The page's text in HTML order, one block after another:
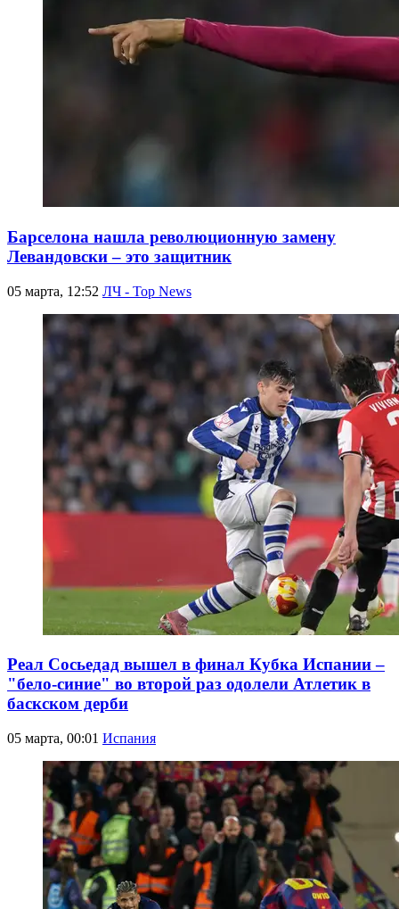
Барселона нашла революционную замену
Левандовски – это защитник
05 марта, 12:52 ЛЧ - Top News
Реал Сосьедад вышел в финал Кубка Испании –
"бело-синие" во второй раз одолели Атлетик в
баскском дерби
05 марта, 00:01 Испания